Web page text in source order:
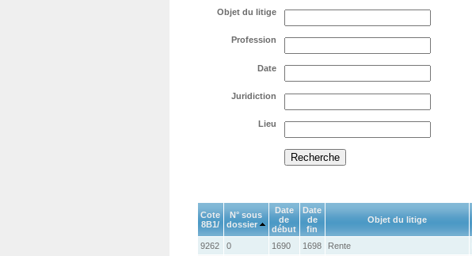
Objet du litige
Profession
Date
Juridiction
Lieu
Cote
8B1/
N° sous
dossier
Date
de
début
Date
de
fin
Objet du litige
9262 0 1690 1698 Rente